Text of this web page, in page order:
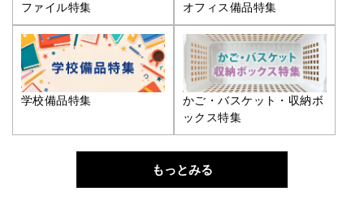
ファイル特集 オフィス備品特集
学校備品特集
かご・バスケット・収納ボ
ックス特集
もっとみる